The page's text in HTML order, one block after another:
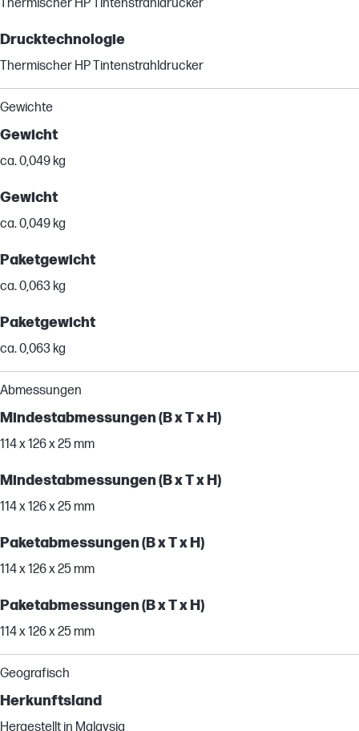
Thermischer HP Tintenstrahldrucker
Drucktechnologie
Thermischer HP Tintenstrahldrucker
Gewichte
Gewicht
ca. 0,049 kg
Gewicht
ca. 0,049 kg
Paketgewicht
ca. 0,063 kg
Paketgewicht
ca. 0,063 kg
Abmessungen
Mindestabmessungen (B x T x H)
114 x 126 x 25 mm
Mindestabmessungen (B x T x H)
114 x 126 x 25 mm
Paketabmessungen (B x T x H)
114 x 126 x 25 mm
Paketabmessungen (B x T x H)
114 x 126 x 25 mm
Geografisch
Herkunftsland
Hergestellt in Malaysia